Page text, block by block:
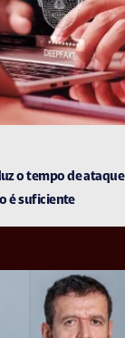
o tempo de
é suficiente